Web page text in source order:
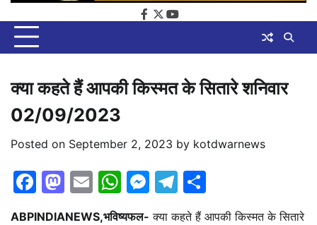
facebook
twitter
youtube
क्या कहते हैं आपकी किस्मत के सितारे शनिवार
02/09/2023
Posted on September 2, 2023 by kotdwarnews
Facebook
Mastodon
EmailWhatsApp
Messenger
Telegram
ABPINDIANEWS,भविष्यफल- क्या कहते हैं आपकी किस्मत के सितारे